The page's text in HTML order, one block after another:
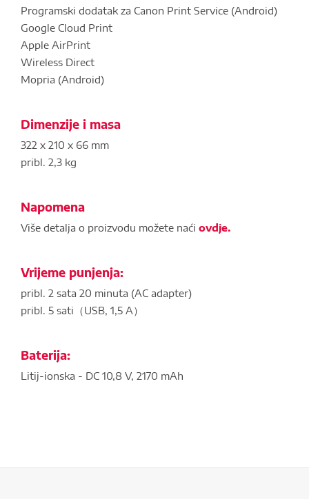
Programski dodatak za Canon Print Service (Android)
Google Cloud Print
Apple AirPrint
Wireless Direct
Mopria (Android)
Dimenzije i masa
322 x 210 x 66 mm
pribl. 2,3 kg
Napomena
Više detalja o proizvodu možete naći ovdje.
Vrijeme punjenja:
pribl. 2 sata 20 minuta (AC adapter)
pribl. 5 sati（USB, 1,5 A）
Baterija:
Litij-ionska - DC 10,8 V, 2170 mAh